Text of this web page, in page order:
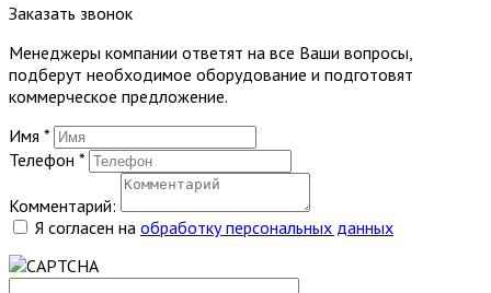
Заказать звонок
Менеджеры компании ответят на все Ваши вопросы,
подберут необходимое оборудование и подготовят
коммерческое предложение.
Имя *
Телефон *
Комментарий:
Я согласен на обработку персональных данных